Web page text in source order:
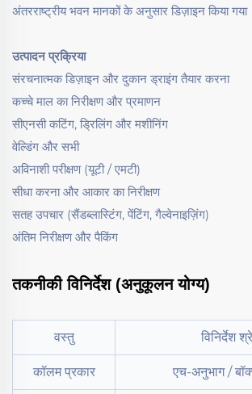
अंतरराष्ट्रीय भवन मानकों के अनुसार डिज़ाइन किया गया
उत्पादन प्रक्रिया
संरचनात्मक डिज़ाइन और दुकान ड्राइंग तैयार करना
कच्चे माल का निरीक्षण और प्रमाणन
सीएनसी कटिंग, ड्रिलिंग और मशीनिंग
वेल्डिंग और सभी
अविनाशी परीक्षण (यूटी / एमटी)
सीधा करना और आकार का निरीक्षण
सतह उपचार (सैंडब्लास्टिंग, पेंटिंग, गैल्वेनाइज़िंग)
अंतिम निरीक्षण और पैकिंग
तकनीकी विनिर्देश (अनुकूलन योग्य)
वस्तु विनिर्देश
कॉलम प्रकार एच-अनुभाग /